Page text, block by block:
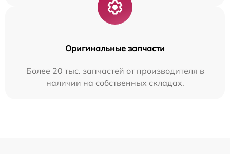
Оригинальные запчасти
Более 20 тыс. запчастей от производителя в
наличии на собственных складах.